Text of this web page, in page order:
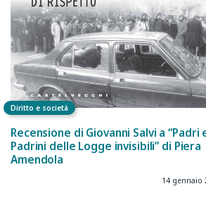
Diritto e società
Recensione di Giovanni Salvi a “Padri
Padrini delle Logge invisibili” di Piera
Amendola
14 gennaio